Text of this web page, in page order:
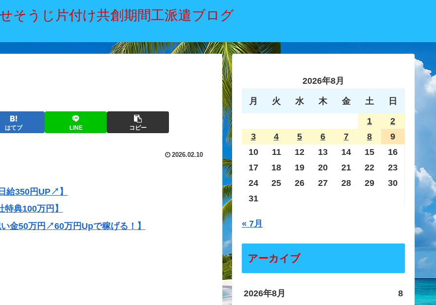
そうじ片付け共創期間工派遣ブログ
はてブ LINE コピー
2026.02.10
給350円UP↗】
典100万円】
金50万円↗60万円Upで稼げる！】
2026年8月
月 火 水 木 金 土 日
1
2
3
4 5 6 7 8
9
10
11 12 13 14 15
16
17
18 19 20 21 22
23
24
25 26 27 28 29
30
31
« 7月
アーカイブ
2026年8月 8